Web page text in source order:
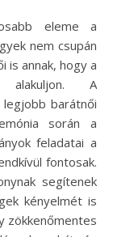
nem csupán
is annak, hogy a
alakuljon. A
legjobb barátnői
során a
feladatai a
fontosak.
segítenek
kényelmét is
zökkenőmentes